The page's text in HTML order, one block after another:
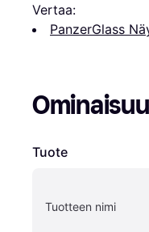
Vertaa:
PanzerGlass
Tuote
Tuotteen nimi